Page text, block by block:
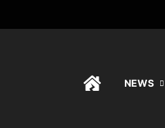
HOMENEWS